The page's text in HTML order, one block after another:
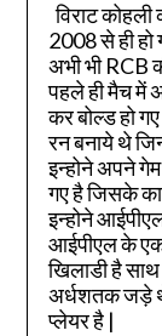
विराट
2008 से ही
अभी भी RCB
पहले ही मैच में
कर बोल्ड हो
रन बनाये थे
इन्होने अपने
गए है जिसके
इन्होने
आईपीएल के एक
खिलाडी है
अर्धशतक जड़े
प्लेयर है |